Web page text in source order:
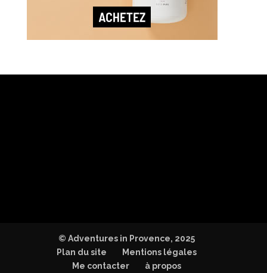
© Adventures in Provence, 2025
Plan du site
Mentions légales
Me contacter
à propos